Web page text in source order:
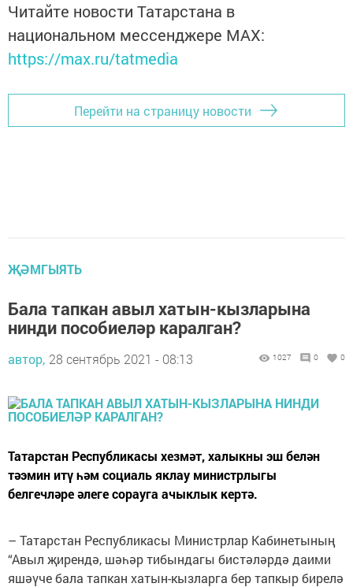
Читайте новости Татарстана в
национальном мессенджере MАХ:
https://max.ru/tatmedia
Перейти на страницу новости
ҖӘМГЫЯТЬ
Бала тапкан авыл хатын-кызларына
нинди пособиеләр каралган?
автор, 28 сентябрь 2021 - 08:13 1027 0 0
Татарстан Республикасы хезмәт, халыкны эш белән
тәэмин итү һәм социаль яклау министрлыгы
белгечләре әлеге сорауга ачыклык кертә.
– Татарстан Республикасы Министрлар Кабинетының
“Авыл җирендә, шәһәр тибындагы бистәләрдә даими
яшәүче бала тапкан хатын-кызларга бер тапкыр бирелә